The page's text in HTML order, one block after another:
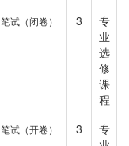
笔试（闭卷） 3
专
业
选
修
课
程
笔试（开卷） 3
专